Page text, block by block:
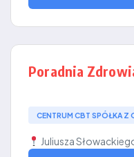
Poradnia
CENTRUM CBT SPÓŁKA
Juliusza